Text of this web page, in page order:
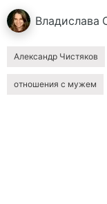
Владислава
Александр Чистяков
отношения с мужем